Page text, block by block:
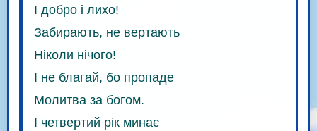
І добро і лихо!
Забирають, не вертають
Ніколи нічого!
І не благай, бо пропаде
Молитва за богом.
І четвертий рік минає